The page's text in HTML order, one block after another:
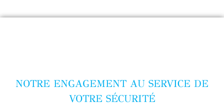
NOTRE ENGAGEMENT AU SERVICE DE
VOTRE SÉCURITÉ